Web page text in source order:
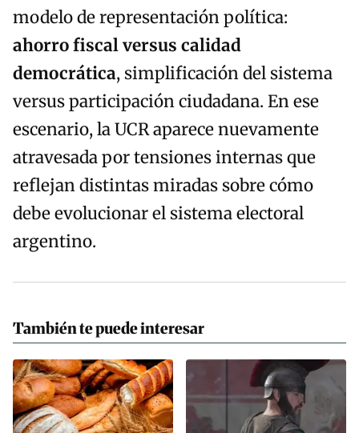
modelo de representación política:
ahorro fiscal versus calidad
democrática, simplificación del sistema
versus participación ciudadana. En ese
escenario, la UCR aparece nuevamente
atravesada por tensiones internas que
reflejan distintas miradas sobre cómo
debe evolucionar el sistema electoral
argentino.
También te puede interesar